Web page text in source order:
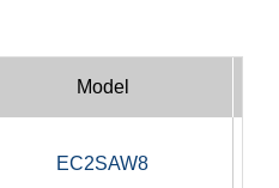
Model
EC2SAW8